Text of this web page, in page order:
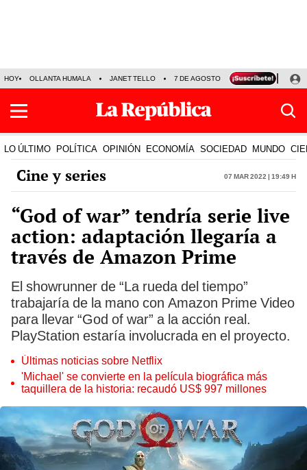
HOY OLLANTA HUMALA JANET TELLO 7 DE AGOSTO TINKA RESULTADOS
LO ÚLTIMO POLÍTICA OPINIÓN ECONOMÍA SOCIEDAD MUNDO
Cine y series 07 Mar 2022 | 19:49 h
“God of war” tendría serie live
action: adaptación llegaría a
través de Amazon Prime
El showrunner de “La rueda del tiempo”
trabajaría de la mano con Amazon Prime Video
para llevar “God of war” a la acción real.
PlayStation estaría involucrada en el proyecto.
Últimas noticias sobre Netflix
'Michael' se convierte en la película biográfica más
taquillera de la historia: recaudó US$ 997 millones